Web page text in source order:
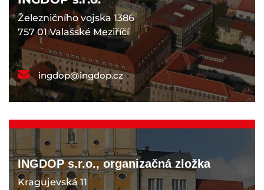
Železničního vojska 1386
757 01 Valašské Meziříčí
ingdop@ingdop.cz
INGDOP s.r.o., organizačná zložka
Kragujevská 11